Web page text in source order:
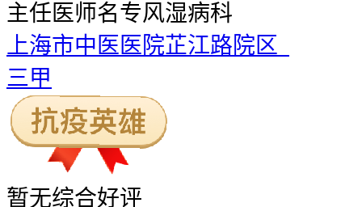
主任医师名专风湿病科
上海市中医医院芷江路院区
三甲
暂无综合好评